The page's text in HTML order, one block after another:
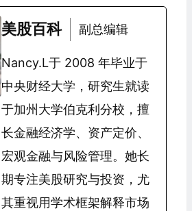
美股百科 副总编辑
Nancy.L于 2008 年毕业于
中央财经大学，研究生就读
于加州大学伯克利分校，擅
长金融经济学、资产定价、
宏观金融与风险管理。她长
期专注美股研究与投资，尤
其重视用学术框架解释市场